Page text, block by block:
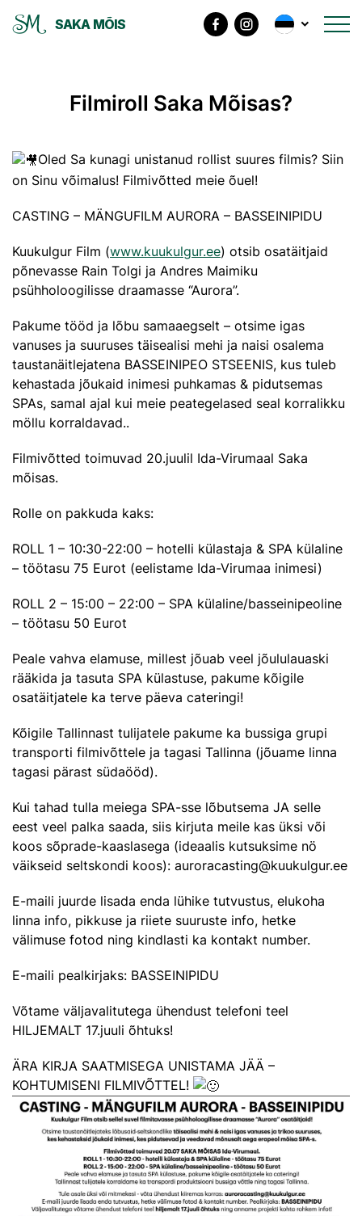
SAKA MÕIS
Filmiroll Saka Mõisas?
Oled Sa kunagi unistanud rollist suures filmis? Siin
on Sinu võimalus! Filmivõtted meie õuel!
CASTING – MÄNGUFILM AURORA – BASSEINIPIDU
Kuukulgur Film (www.kuukulgur.ee) otsib osatäitjaid
põnevasse Rain Tolgi ja Andres Maimiku
psühholoogilisse draamasse “Aurora”.
Pakume tööd ja lõbu samaaegselt – otsime igas
vanuses ja suuruses täisealisi mehi ja naisi osalema
taustanäitlejatena BASSEINIPEO STSEENIS, kus tuleb
kehastada jõukaid inimesi puhkamas & pidutsemas
SPAs, samal ajal kui meie peategelased seal korralikku
möllu korraldavad..
Filmivõtted toimuvad 20.juulil Ida-Virumaal Saka
mõisas.
Rolle on pakkuda kaks:
ROLL 1 – 10:30-22:00 – hotelli külastaja & SPA külaline
– töötasu 75 Eurot (eelistame Ida-Virumaa inimesi)
ROLL 2 – 15:00 – 22:00 – SPA külaline/basseinipeoline
– töötasu 50 Eurot
Peale vahva elamuse, millest jõuab veel jõululauaski
rääkida ja tasuta SPA külastuse, pakume kõigile
osatäitjatele ka terve päeva cateringi!
Kõigile Tallinnast tulijatele pakume ka bussiga grupi
transporti filmivõttele ja tagasi Tallinna (jõuame linna
tagasi pärast südaööd).
Kui tahad tulla meiega SPA-sse lõbutsema JA selle
eest veel palka saada, siis kirjuta meile kas üksi või
koos sõprade-kaaslasega (ideaalis kutsuksime nö
väikseid seltskondi koos): auroracasting@kuukulgur.ee
E-maili juurde lisada enda lühike tutvustus, elukoha
linna info, pikkuse ja riiete suuruste info, hetke
välimuse fotod ning kindlasti ka kontakt number.
E-maili pealkirjaks: BASSEINIPIDU
Võtame väljavalitutega ühendust telefoni teel
HILJEMALT 17.juuli õhtuks!
ÄRA KIRJA SAATMISEGA UNISTAMA JÄÄ –
KOHTUMISENI FILMIVÕTTEL!